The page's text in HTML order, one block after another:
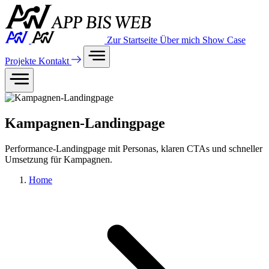
Zur Startseite Über mich Show Case
Projekte Kontakt
Kampagnen-Landingpage
Performance-Landingpage mit Personas, klaren CTAs und schneller
Umsetzung für Kampagnen.
Home